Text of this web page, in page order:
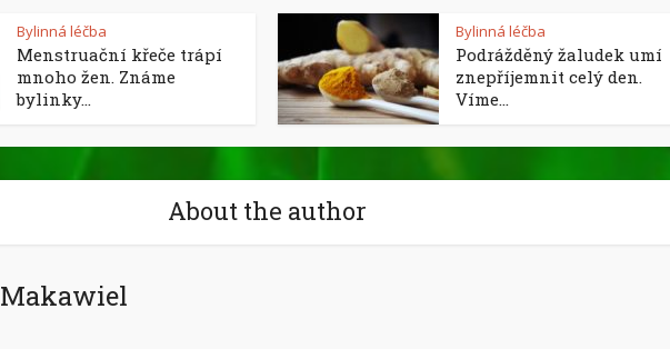
Bylinná léčba
Menstruační křeče trápí
mnoho žen. Známe
bylinky...
Bylinná léčba
Podrážděný žaludek umí
znepříjemnit celý den.
Víme...
About the author
Makawiel